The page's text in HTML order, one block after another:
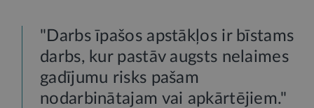
"Darbs īpašos apstākļos ir bīstams
darbs, kur pastāv augsts nelaimes
gadījumu risks pašam
nodarbinātajam vai apkārtējiem."